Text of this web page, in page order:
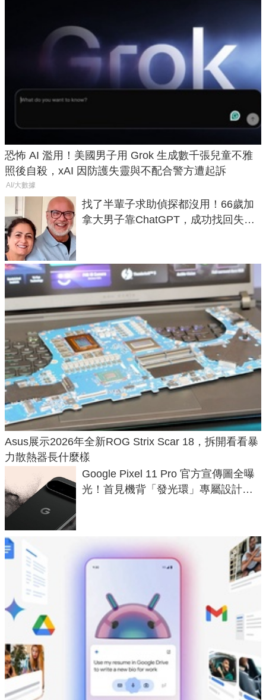
恐怖 AI 濫用！美國男子用 Grok 生成數千張兒童不雅
照後自殺，xAI 因防護失靈與不配合警方遭起訴
AI/大數據
找了半輩子求助偵探都沒用！66歲加
拿大男子靠ChatGPT，成功找回失散
Asus展示2026年全新ROG Strix Scar 18，拆開看看暴
力散熱器長什麼樣
Google Pixel 11 Pro 官方宣傳圖全曝
光！首見機背「發光環」專屬設計、